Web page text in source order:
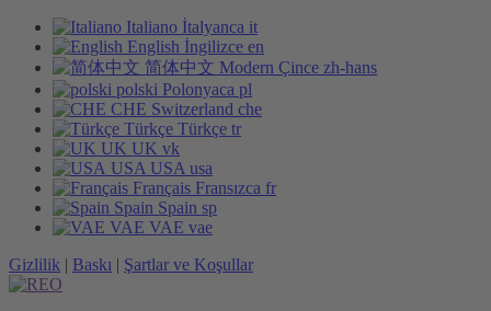
Italiano İtalyanca it
English İngilizce en
简体中文 Modern Çince zh-hans
polski Polonyaca pl
CHE Switzerland che
Türkçe Türkçe tr
UK UK vk
USA USA usa
Français Fransızca fr
Spain Spain sp
VAE VAE vae
Gizlilik | Baskı | Şartlar ve Koşullar